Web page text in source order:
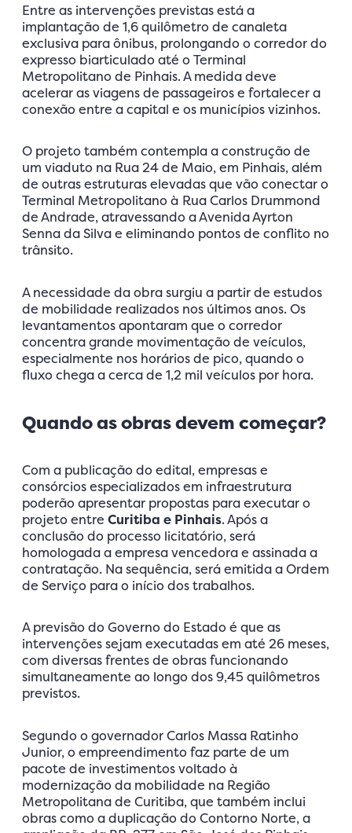
Entre as intervenções previstas está a
implantação de 1,6 quilômetro de canaleta
exclusiva para ônibus, prolongando o corredor do
expresso biarticulado até o Terminal
Metropolitano de Pinhais. A medida deve
acelerar as viagens de passageiros e fortalecer a
conexão entre a capital e os municípios vizinhos.
O projeto também contempla a construção de
um viaduto na Rua 24 de Maio, em Pinhais, além
de outras estruturas elevadas que vão conectar o
Terminal Metropolitano à Rua Carlos Drummond
de Andrade, atravessando a Avenida Ayrton
Senna da Silva e eliminando pontos de conflito no
trânsito.
A necessidade da obra surgiu a partir de estudos
de mobilidade realizados nos últimos anos. Os
levantamentos apontaram que o corredor
concentra grande movimentação de veículos,
especialmente nos horários de pico, quando o
fluxo chega a cerca de 1,2 mil veículos por hora.
Quando as obras devem começar?
Com a publicação do edital, empresas e
consórcios especializados em infraestrutura
poderão apresentar propostas para executar o
projeto entre Curitiba e Pinhais. Após a
conclusão do processo licitatório, será
homologada a empresa vencedora e assinada a
contratação. Na sequência, será emitida a Ordem
de Serviço para o início dos trabalhos.
A previsão do Governo do Estado é que as
intervenções sejam executadas em até 26 meses,
com diversas frentes de obras funcionando
simultaneamente ao longo dos 9,45 quilômetros
previstos.
Segundo o governador Carlos Massa Ratinho
Junior, o empreendimento faz parte de um
pacote de investimentos voltado à
modernização da mobilidade na Região
Metropolitana de Curitiba, que também inclui
obras como a duplicação do Contorno Norte, a